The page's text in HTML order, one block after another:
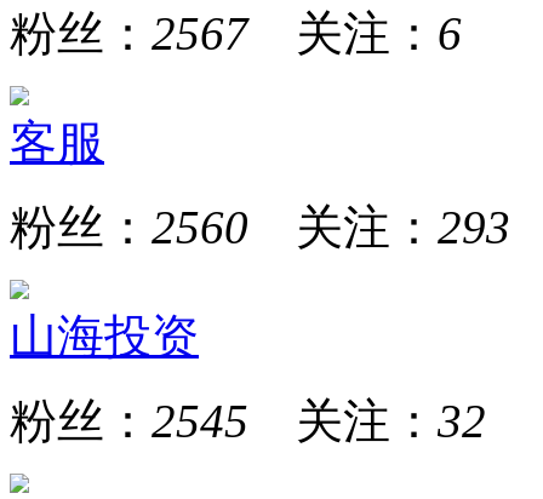
粉丝： 2567关注： 6
客服
粉丝： 2560 关注： 293
山海投资
粉丝： 2545 关注： 32